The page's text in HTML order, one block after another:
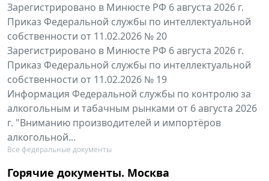
Зарегистрировано в Минюсте РФ 6 августа 2026 г.
Приказ Федеральной службы по интеллектуальной
собственности от 11.02.2026 № 20
Зарегистрировано в Минюсте РФ 6 августа 2026 г.
Приказ Федеральной службы по интеллектуальной
собственности от 11.02.2026 № 19
Информация Федеральной службы по контролю за
алкогольным и табачным рынками от 6 августа 2026
г. "Вниманию производителей и импортёров
алкогольной...
Все федеральные документы
Горячие документы. Москва